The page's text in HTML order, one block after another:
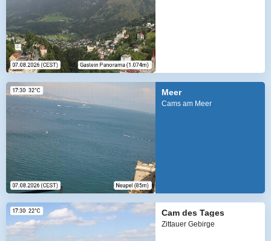
Meer
Cams am Meer
Cam des Tages
Zittauer Gebirge